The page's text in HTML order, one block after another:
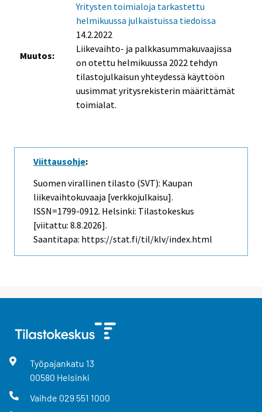
Muutos:
Yritysten toimialoja tarkastettu
helmikuussa julkaistuissa tiedoissa
14.2.2022
Liikevaihto- ja palkkasummakuvaajissa
on otettu helmikuussa 2022 tehdyn
tilastojulkaisun yhteydessä käyttöön
uusimmat yritysrekisterin määrittämät
toimialat.
Viittausohje:
Suomen virallinen tilasto (SVT): Kaupan
liikevaihtokuvaaja [verkkojulkaisu].
ISSN=1799-0912. Helsinki: Tilastokeskus
[viitattu: 8.8.2026].
Saantitapa: https://stat.fi/til/klv/index.html
Työpajankatu 13
00580 Helsinki
Vaihde 029 551 1000